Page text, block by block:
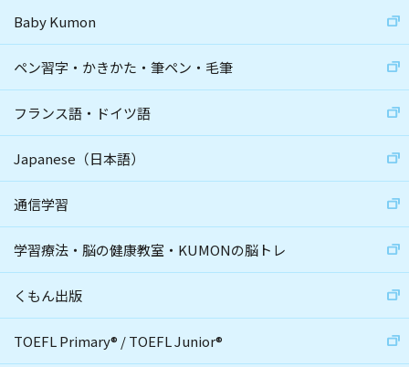
Baby Kumon
ペン習字・かきかた・筆ペン・毛筆
フランス語・ドイツ語
Japanese（日本語）
通信学習
学習療法・脳の健康教室・KUMONの脳トレ
くもん出版
TOEFL Primary® /TOEFL Junior®